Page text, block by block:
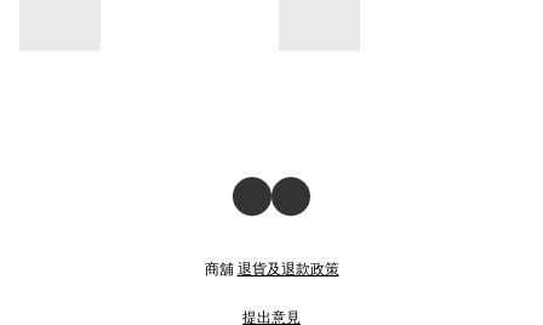
商舖 退貨及退款政策
提出意見